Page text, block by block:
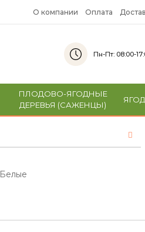
О компании Оплата
Пн-Пт: 08:00-
ПЛОДОВО-ЯГОДНЫЕ
ДЕРЕВЬЯ (САЖЕНЦЫ)
Белые